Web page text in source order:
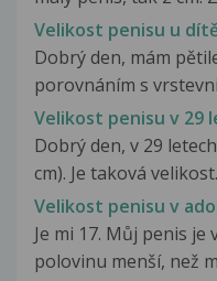
Velikost penisu u
Dobrý den, mám
porovnáním s
Velikost penisu v 29
Dobrý den, v 29
cm). Je taková
Velikost penisu v
Je mi 17. Můj penis je
polovinu menší, než